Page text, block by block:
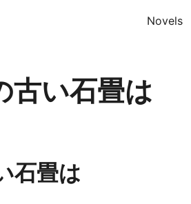
Novels
古い石畳は
石畳は